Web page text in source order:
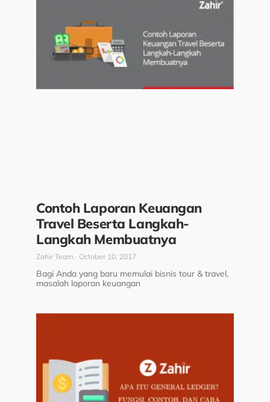
Contoh Laporan Keuangan
Travel Beserta Langkah-
Langkah Membuatnya
Zahir Team October 10, 2017
Bagi Anda yang baru memulai bisnis tour & travel,
masalah laporan keuangan